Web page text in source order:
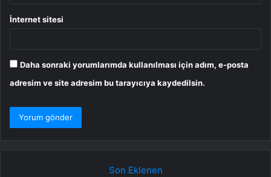
İnternet sitesi
Daha sonraki yorumlarımda kullanılması için adım, e-posta
adresim ve site adresim bu tarayıcıya kaydedilsin.
Son Eklenen